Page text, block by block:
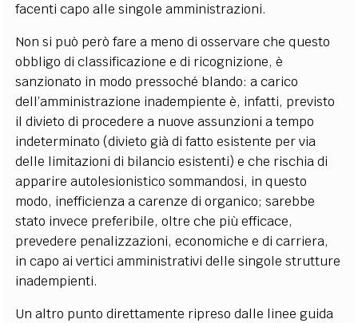
facenti capo alle singole amministrazioni.
Non si può però fare a meno di osservare che questo
obbligo di classificazione e di ricognizione, è
sanzionato in modo pressoché blando: a carico
dell’amministrazione inadempiente è, infatti, previsto
il divieto di procedere a nuove assunzioni a tempo
indeterminato (divieto già di fatto esistente per via
delle limitazioni di bilancio esistenti) e che rischia di
apparire autolesionistico sommandosi, in questo
modo, inefficienza a carenze di organico; sarebbe
stato invece preferibile, oltre che più efficace,
prevedere penalizzazioni, economiche e di carriera,
in capo ai vertici amministrativi delle singole strutture
inadempienti.
Un altro punto direttamente ripreso dalle linee guida